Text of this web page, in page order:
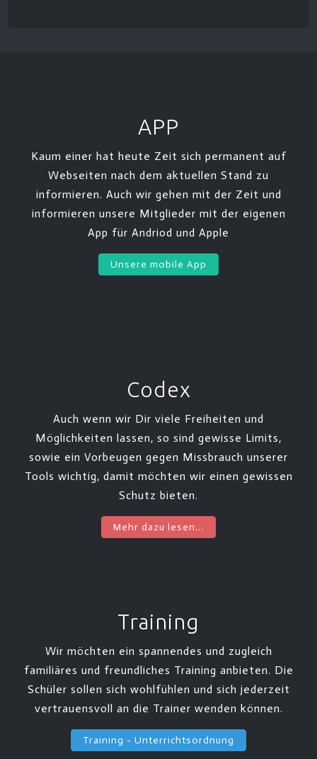
APP
Kaum einer hat heute Zeit sich permanent auf
Webseiten nach dem aktuellen Stand zu
informieren. Auch wir gehen mit der Zeit und
informieren unsere Mitglieder mit der eigenen
App für Andriod und Apple
Unsere mobile App
Codex
Auch wenn wir Dir viele Freiheiten und
Möglichkeiten lassen, so sind gewisse Limits,
sowie ein Vorbeugen gegen Missbrauch unserer
Tools wichtig, damit möchten wir einen gewissen
Schutz bieten.
Mehr dazu lesen...
Training
Wir möchten ein spannendes und zugleich
familiäres und freundliches Training anbieten. Die
Schüler sollen sich wohlfühlen und sich jederzeit
vertrauensvoll an die Trainer wenden können.
Training - Unterrichtsordnung